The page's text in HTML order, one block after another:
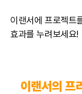
이랜서에 프로젝트
효과를 누려보세요!
이랜서의 프